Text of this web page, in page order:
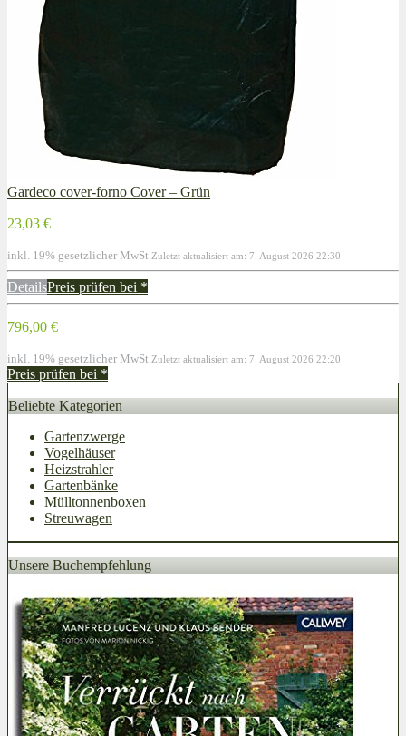
Gardeco cover-forno Cover – Grün
23,03 €
inkl. 19% gesetzlicher MwSt. Zuletzt aktualisiert am: 7. August 2026 22:30
DetailsPreis prüfen bei *
796,00 €
inkl. 19% gesetzlicher MwSt. Zuletzt aktualisiert am: 7. August 2026 22:20
Preis prüfen bei *
Beliebte Kategorien
Gartenzwerge
Vogelhäuser
Heizstrahler
Gartenbänke
Mülltonnenboxen
Streuwagen
Unsere Buchempfehlung